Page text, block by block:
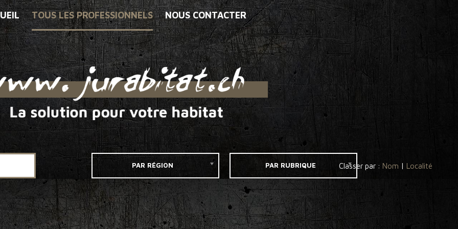
TOUS LES PROFESSIONNELS NOUS CONTACTER
PAR RÉGION PAR RUBRIQUE Classer par : Nom | Localité